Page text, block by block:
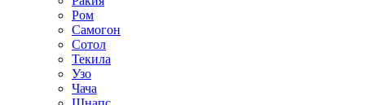
Ром
Самогон
Сотол
Текила
Узо
Чача